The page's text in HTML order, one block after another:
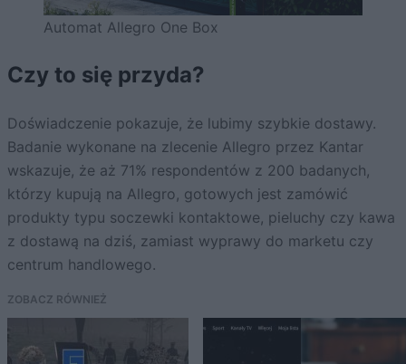
Automat Allegro One Box
Czy to się przyda?
Doświadczenie pokazuje, że lubimy szybkie dostawy.
Badanie wykonane na zlecenie Allegro przez Kantar
wskazuje, że aż 71% respondentów z 200 badanych,
którzy kupują na Allegro, gotowych jest zamówić
produkty typu soczewki kontaktowe, pieluchy czy kawa
z dostawą na dziś, zamiast wyprawy do marketu czy
centrum handlowego.
ZOBACZ RÓWNIEŻ